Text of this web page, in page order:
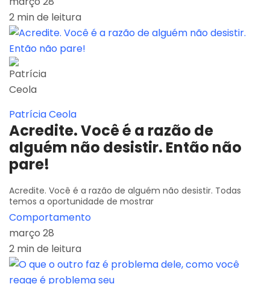
2 min de leitura
Patrícia Ceola
Acredite. Você é a razão de
alguém não desistir. Então não
pare!
Acredite. Você é a razão de alguém não desistir. Todas
temos a oportunidade de mostrar
Comportamento
março 28
2 min de leitura